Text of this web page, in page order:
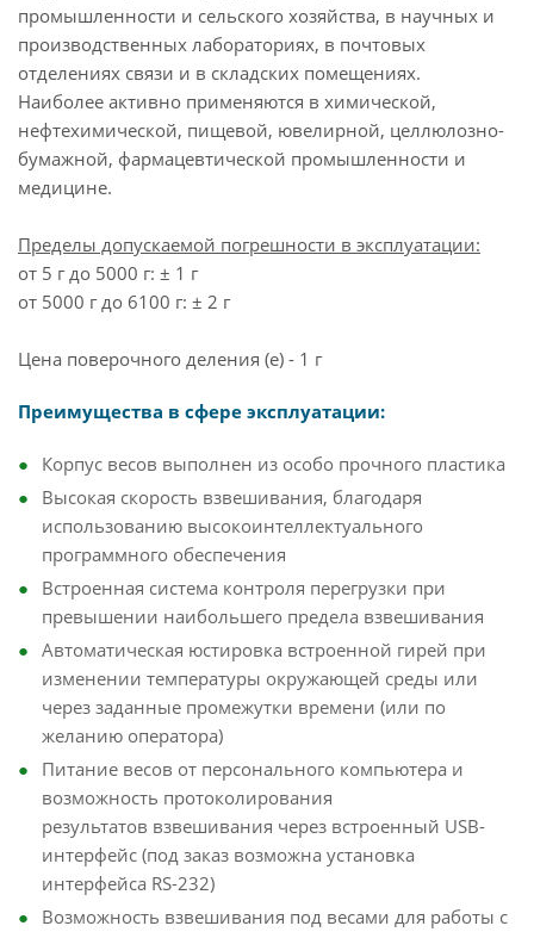
промышленности и сельского хозяйства, в научных и
производственных лабораториях, в почтовых
отделениях связи и в складских помещениях.
Наиболее активно применяются в химической,
нефтехимической, пищевой, ювелирной, целлюлозно-
бумажной, фармацевтической промышленности и
медицине.
Пределы допускаемой погрешности в эксплуатации:
от 5 г до 5000 г: ± 1 г
от 5000 г до 6100 г: ± 2 г
Цена поверочного деления (e) - 1 г
Преимущества в сфере эксплуатации:
Корпус весов выполнен из особо прочного пластика
Высокая скорость взвешивания, благодаря
использованию высокоинтеллектуального
программного обеспечения
Встроенная система контроля перегрузки при
превышении наибольшего предела взвешивания
Автоматическая юстировка встроенной гирей при
изменении температуры окружающей среды или
через заданные промежутки времени (или по
желанию оператора)
Питание весов от персонального компьютера и
возможность протоколирования
результатов взвешивания через встроенный USB-
интерфейс (под заказ возможна установка
интерфейса RS-232)
Возможность взвешивания под весами для работы с